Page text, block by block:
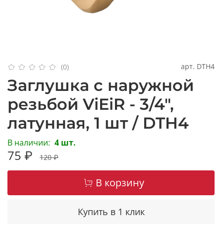
(0) арт. DTH4
Заглушка с наружной
резьбой ViEiR - 3/4",
латунная, 1 шт / DTH4
В наличии: 4 шт.
75 ₽ 120 ₽
В корзину
Купить в 1 клик